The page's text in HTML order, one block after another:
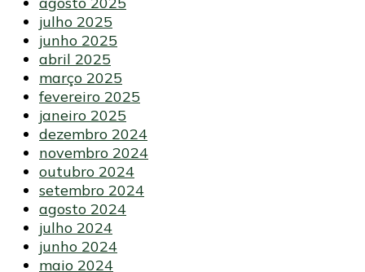
julho 2025
junho 2025
abril 2025
março 2025
fevereiro 2025
janeiro 2025
dezembro 2024
novembro 2024
outubro 2024
setembro 2024
agosto 2024
julho 2024
junho 2024
maio 2024